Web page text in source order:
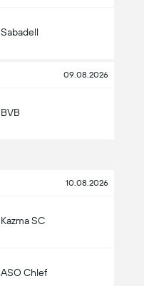
Sabadell
09.08.2026
BVB
10.08.2026
Kazma SC
ASO Chlef